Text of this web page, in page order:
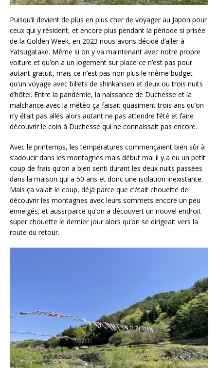
Puisqu’il devient de plus en plus cher de voyager au Japon pour
ceux qui y résident, et encore plus pendant la période si prisée
de la Golden Week, en 2023 nous avons décidé d’aller à
Yatsugatake. Même si on y va maintenant avec notre propre
voiture et qu’on a un logement sur place ce n’est pas pour
autant gratuit, mais ce n’est pas non plus le même budget
qu’un voyage avec billets de shinkansen et deux ou trois nuits
d’hôtel. Entre la pandémie, la naissance de Duchesse et la
malchance avec la météo ça faisait quasiment trois ans qu’on
n’y était pas allés alors autant ne pas attendre l’été et faire
découvrir le coin à Duchesse qui ne connaissait pas encore.
Avec le printemps, les températures commençaient bien sûr à
s’adoucir dans les montagnes mais début mai il y a eu un petit
coup de frais qu’on a bien senti durant les deux nuits passées
dans la maison qui a 50 ans et donc une isolation inexistante.
Mais ça valait le coup, déjà parce que c’était chouette de
découvrir les montagnes avec leurs sommets encore un peu
enneigés, et aussi parce qu’on a découvert un nouvel endroit
super chouette le dernier jour alors qu’on se dirigeait vers la
route du retour.